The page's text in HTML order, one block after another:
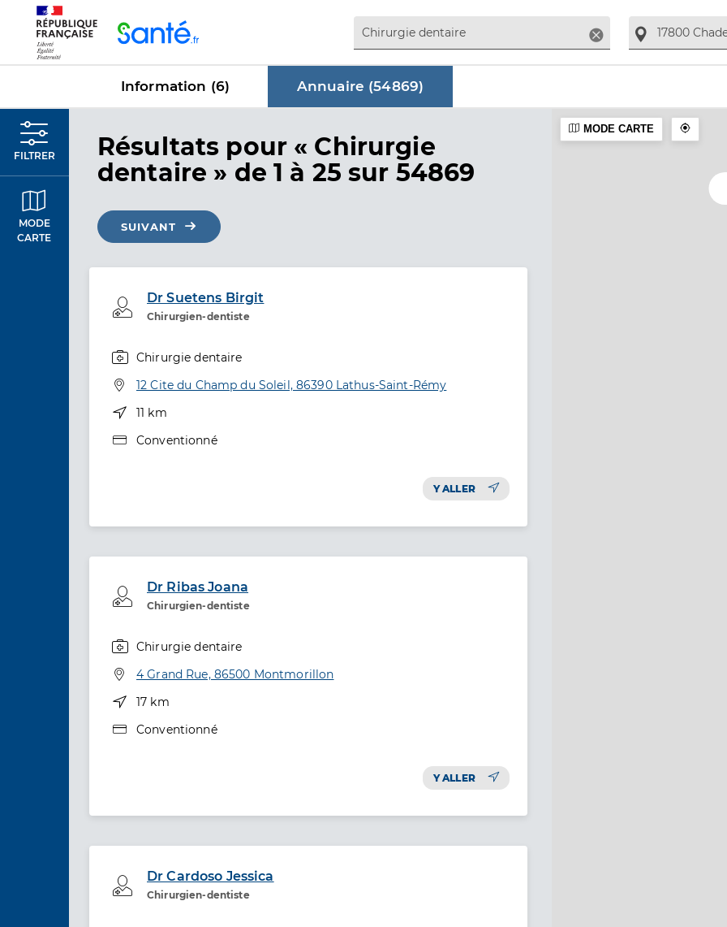
Supprimer
Information (6) Annuaire (54869)
FILTRER
MODE
CARTE
Résultats dans Annuaire
pour « Chirurgie
dentaire » de 1 à 25 sur 54869
SUIVANT
Dr Suetens Birgit
Chirurgien-dentiste
Professionel de santé
Chirurgie dentaire
Adresse
12 Cite du Champ du Soleil, 86390 Lathus-Saint-Rémy
Distance
11 km
Type de convention
Conventionné
Y ALLER
Dr Ribas Joana
Chirurgien-dentiste
Professionel de santé
Chirurgie dentaire
Adresse
4 Grand Rue, 86500 Montmorillon
Distance
17 km
Type de convention
Conventionné
Y ALLER
Dr Cardoso Jessica
Chirurgien-dentiste
Professionel de santé
MODE CARTE
Panneau de gestion des cookies